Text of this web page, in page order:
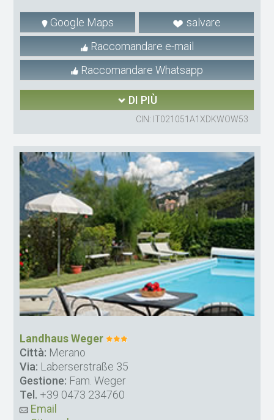
Google Maps
salvare
Raccomandare e-mail
Raccomandare Whatsapp
DI PIÙ
CIN: IT021051A1XDKWOW53
Landhaus Weger
Città: Merano
Via: Laberserstraße 35
Gestione: Fam. Weger
Tel. +39 0473 234760
Email